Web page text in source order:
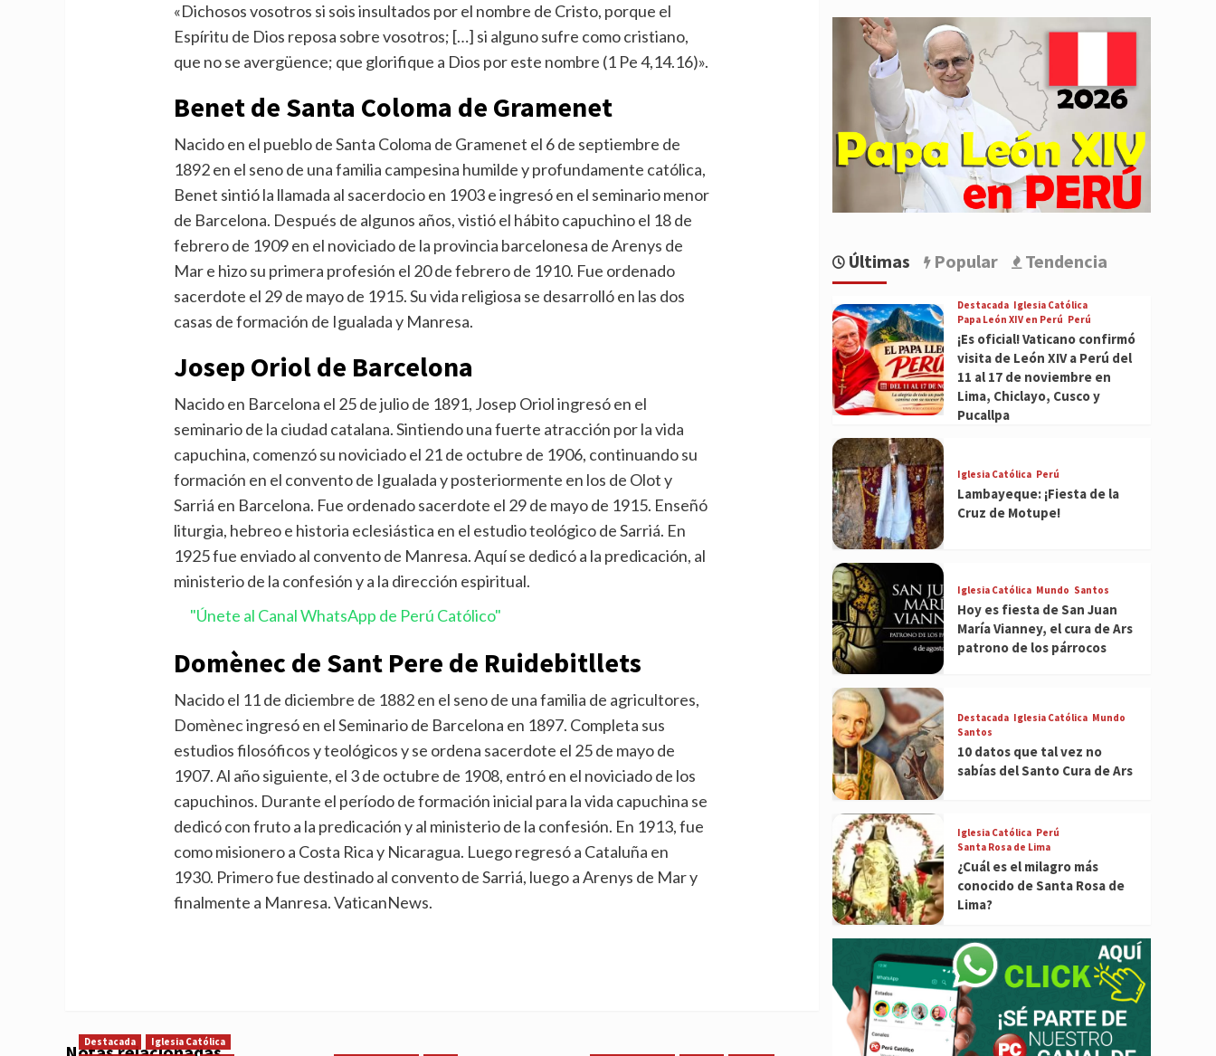
«Dichosos vosotros si sois insultados por el nombre de Cristo, porque el
Espíritu de Dios reposa sobre vosotros; […] si alguno sufre como cristiano,
que no se avergüence; que glorifique a Dios por este nombre (1 Pe 4,14.16)».
Benet de Santa Coloma de Gramenet
Nacido en el pueblo de Santa Coloma de Gramenet el 6 de septiembre de
1892 en el seno de una familia campesina humilde y profundamente católica,
Benet sintió la llamada al sacerdocio en 1903 e ingresó en el seminario menor
de Barcelona. Después de algunos años, vistió el hábito capuchino el 18 de
febrero de 1909 en el noviciado de la provincia barcelonesa de Arenys de
Mar e hizo su primera profesión el 20 de febrero de 1910. Fue ordenado
sacerdote el 29 de mayo de 1915. Su vida religiosa se desarrolló en las dos
casas de formación de Igualada y Manresa.
Josep Oriol de Barcelona
Nacido en Barcelona el 25 de julio de 1891, Josep Oriol ingresó en el
seminario de la ciudad catalana. Sintiendo una fuerte atracción por la vida
capuchina, comenzó su noviciado el 21 de octubre de 1906, continuando su
formación en el convento de Igualada y posteriormente en los de Olot y
Sarriá en Barcelona. Fue ordenado sacerdote el 29 de mayo de 1915. Enseñó
liturgia, hebreo e historia eclesiástica en el estudio teológico de Sarriá. En
1925 fue enviado al convento de Manresa. Aquí se dedicó a la predicación, al
ministerio de la confesión y a la dirección espiritual.
"Únete al Canal WhatsApp de Perú Católico"
Domènec de Sant Pere de Ruidebitllets
Nacido el 11 de diciembre de 1882 en el seno de una familia de agricultores,
Domènec ingresó en el Seminario de Barcelona en 1897. Completa sus
estudios filosóficos y teológicos y se ordena sacerdote el 25 de mayo de
1907. Al año siguiente, el 3 de octubre de 1908, entró en el noviciado de los
capuchinos. Durante el período de formación inicial para la vida capuchina se
dedicó con fruto a la predicación y al ministerio de la confesión. En 1913, fue
como misionero a Costa Rica y Nicaragua. Luego regresó a Cataluña en
1930. Primero fue destinado al convento de Sarriá, luego a Arenys de Mar y
finalmente a Manresa. VaticanNews.
Destacada
Iglesia Católica
Últimas Popular Tendencia
Destacada Iglesia Católica
Papa León XIV en Perú Perú
¡Es oficial! Vaticano confirmó
visita de León XIV a Perú del
11 al 17 de noviembre en
Lima, Chiclayo, Cusco y
Pucallpa
Iglesia Católica Perú
Lambayeque: ¡Fiesta de la
Cruz de Motupe!
Iglesia Católica Mundo Santos
Hoy es fiesta de San Juan
María Vianney, el cura de Ars
patrono de los párrocos
Destacada Iglesia Católica Mundo
Santos
10 datos que tal vez no
sabías del Santo Cura de Ars
Iglesia Católica Perú
Santa Rosa de Lima
¿Cuál es el milagro más
conocido de Santa Rosa de
Lima?